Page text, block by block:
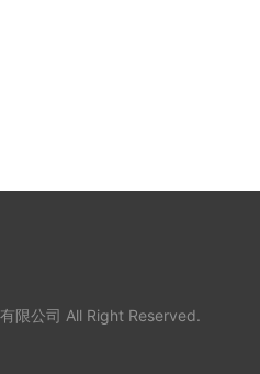
限公司 All Right Reserved.